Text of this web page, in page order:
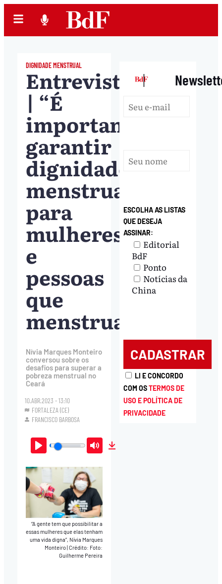
DIGNIDADE MENSTRUAL
Entrevista
| “É
importante
garantir
dignidade
menstrual
para
mulheres
e
pessoas
que
menstruam”
Nívia Marques Monteiro
conversou sobre os
desafios para superar a
pobreza menstrual no
Ceará
10.ABR.2023 - 13:10
FORTALEZA (CE)
FRANCISCO BARBOSA
Play Mute
“A gente tem que possibilitar a
essas mulheres que elas tenham
uma vida digna”, Nívia Marques
Monteiro Crédito: Foto:
Guilherme Pereira
|
ESCOLHA AS LISTAS
QUE DESEJA
ASSINAR:
Editorial
BdF
Ponto
Notícias da
China
LI E CONCORDO
COM OSTERMOS DE
USO E POLÍTICA DE
PRIVACIDADE